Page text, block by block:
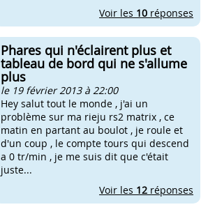
Voir les 10 réponses
Phares qui n'éclairent plus et
tableau de bord qui ne s'allume
plus
le 19 février 2013 à 22:00
Hey salut tout le monde , j'ai un
problème sur ma rieju rs2 matrix , ce
matin en partant au boulot , je roule et
d'un coup , le compte tours qui descend
a 0 tr/min , je me suis dit que c'était
juste...
Voir les 12 réponses